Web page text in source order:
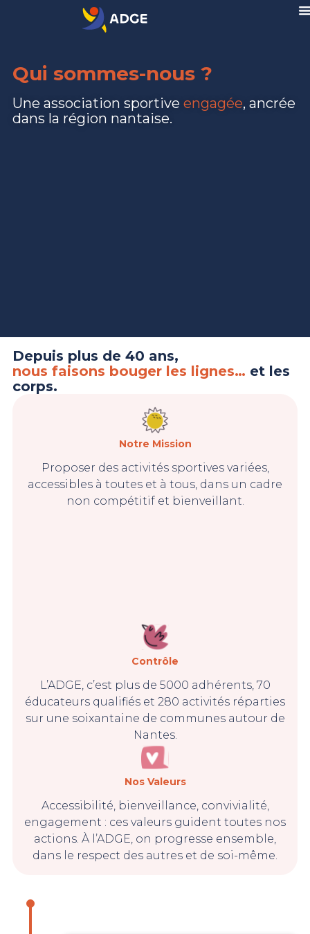
Qui sommes-nous ?
Une association sportive engagée, ancrée
dans la région nantaise.
Depuis plus de 40 ans,
nous faisons bouger les lignes… et les
corps.
Notre Mission
Proposer des activités sportives variées,
accessibles à toutes et à tous, dans un cadre
non compétitif et bienveillant.
Contrôle
L’ADGE, c’est plus de 5000 adhérents, 70
éducateurs qualifiés et 280 activités réparties
sur une soixantaine de communes autour de
Nantes.
Nos Valeurs
Accessibilité, bienveillance, convivialité,
engagement : ces valeurs guident toutes nos
actions. À l’ADGE, on progresse ensemble,
dans le respect des autres et de soi-même.